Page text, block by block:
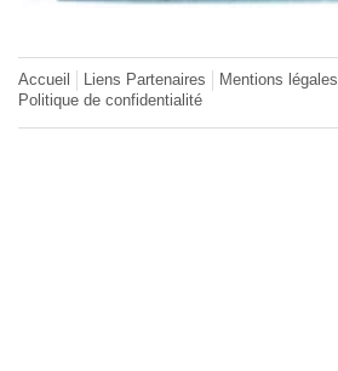
Accueil Liens Partenaires
Mentions légales
Politique de confidentialité